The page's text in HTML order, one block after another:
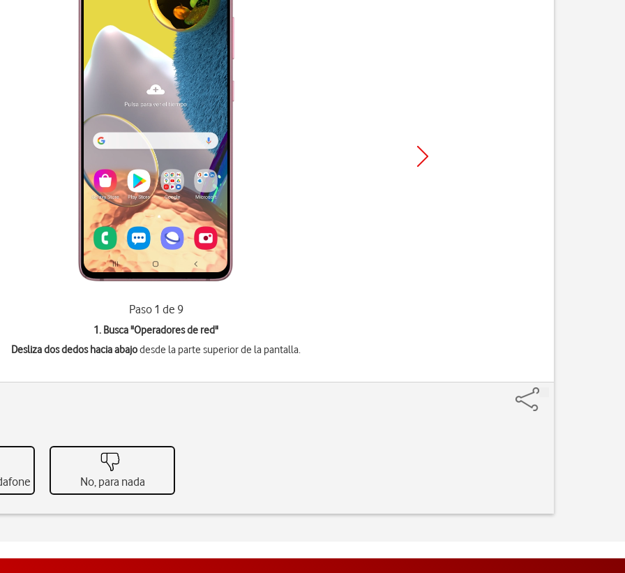
Paso 1 de 9
1. Busca "Operadores de red"
Desliza dos dedos hacia abajodesde la parte superior de la pantalla.
No, para nada